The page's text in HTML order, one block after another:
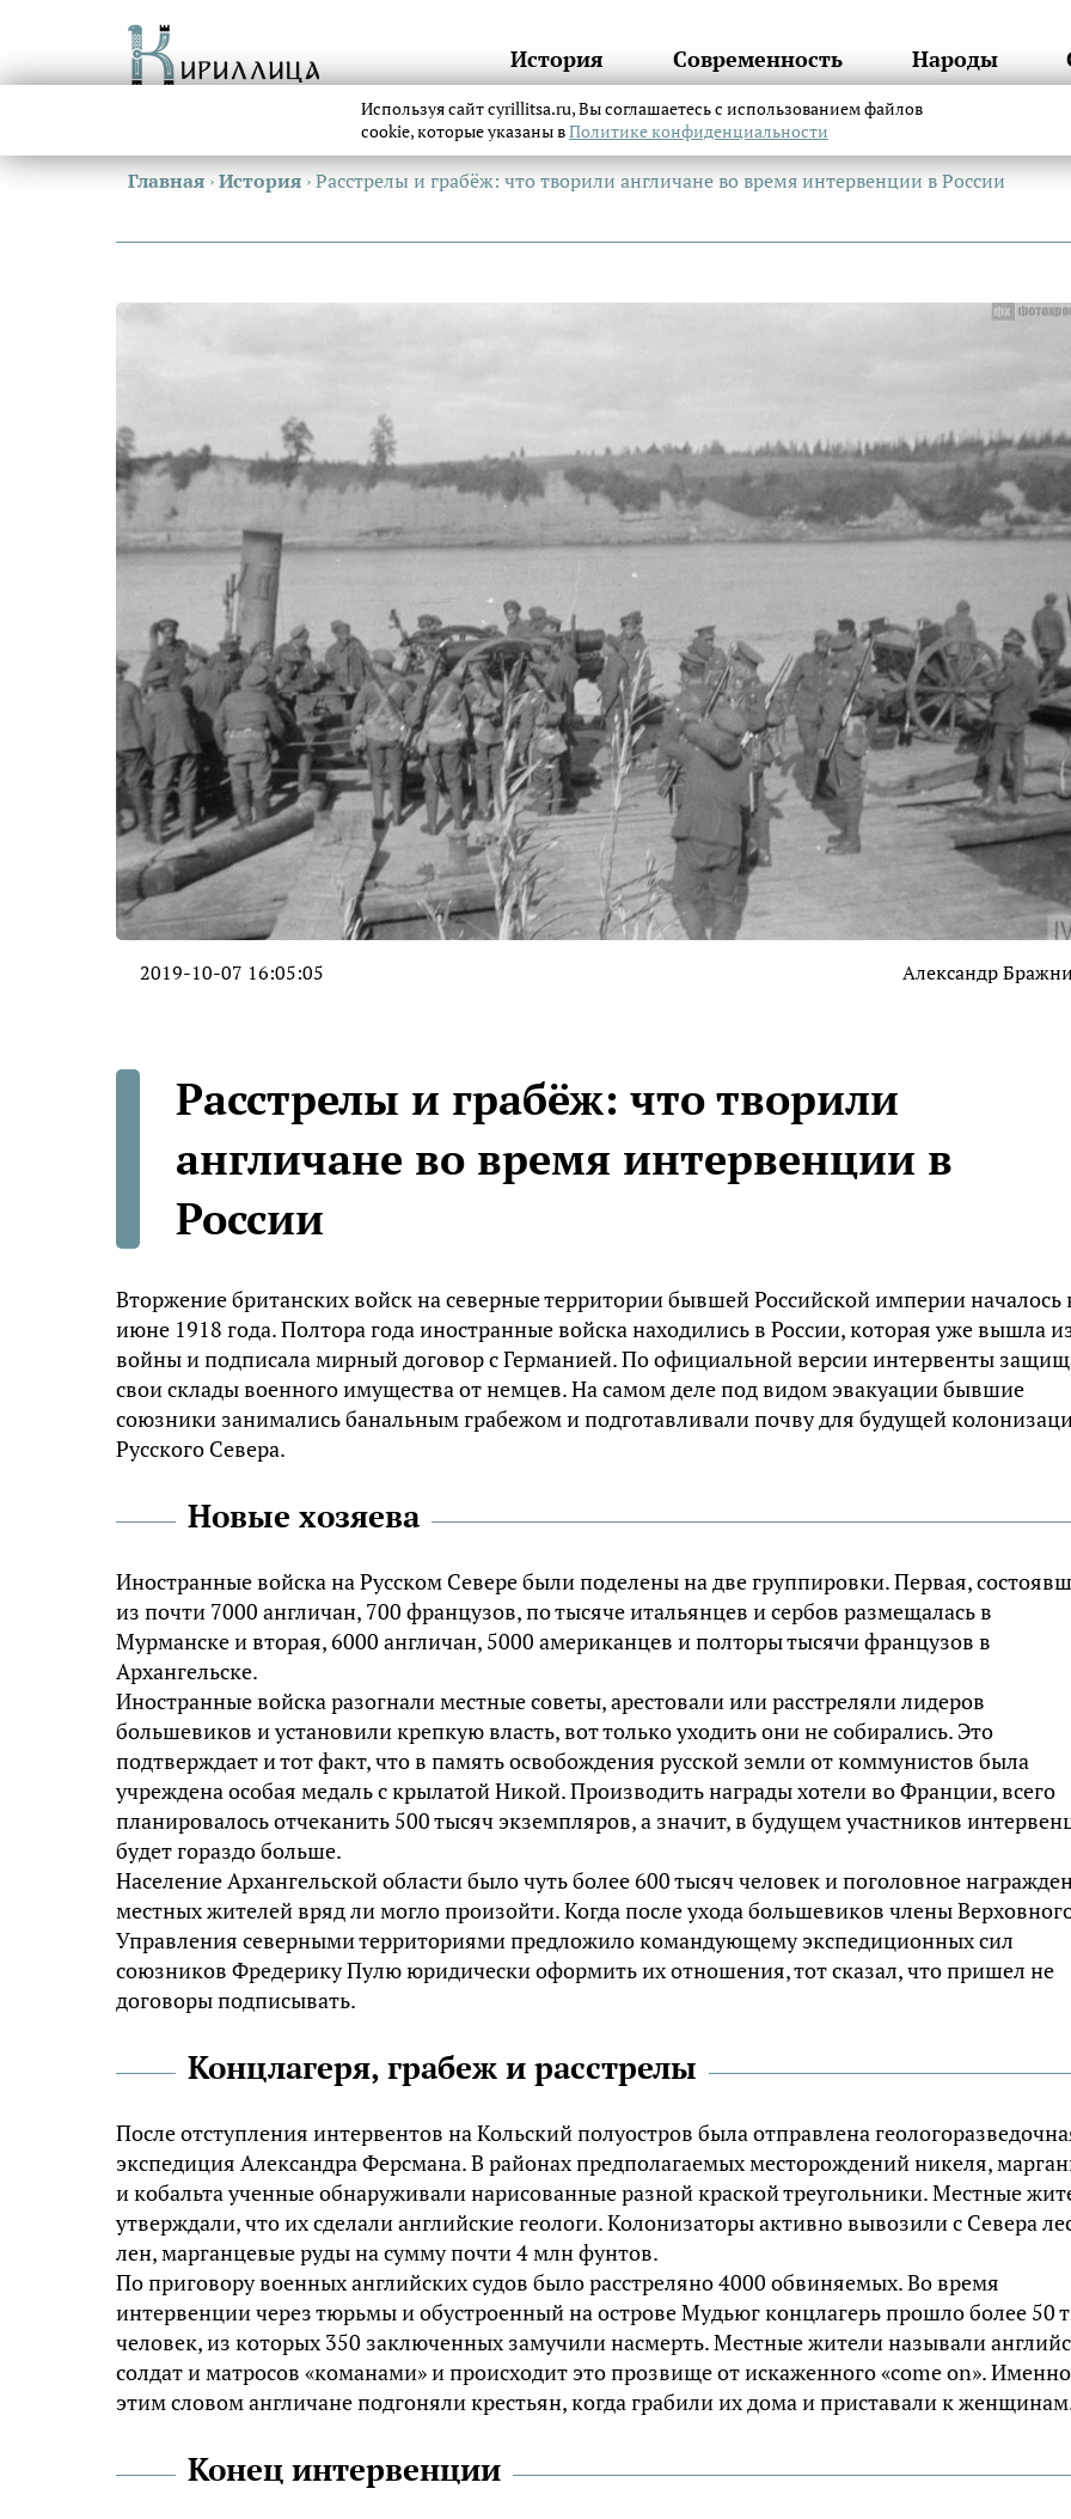
История Современность Народы
Главная ›История ›Расстрелы и грабёж: что творили англичане во время интервенции в России
2019-10-07 16:05:05 Александр
Расстрелы и грабёж: что творили
англичане во время интервенции в
России
Вторжение британских войск на северные территории бывшей Российской империи началось
июне 1918 года. Полтора года иностранные войска находились в России, которая уже вышла
войны и подписала мирный договор с Германией. По официальной версии интервенты
свои склады военного имущества от немцев. На самом деле под видом эвакуации бывшие
союзники занимались банальным грабежом и подготавливали почву для будущей
Русского Севера.
Новые хозяева
Иностранные войска на Русском Севере были поделены на две группировки. Первая,
из почти 7000 англичан, 700 французов, по тысяче итальянцев и сербов размещалась в
Мурманске и вторая, 6000 англичан, 5000 американцев и полторы тысячи французов в
Архангельске.
Иностранные войска разогнали местные советы, арестовали или расстреляли лидеров
большевиков и установили крепкую власть, вот только уходить они не собирались. Это
подтверждает и тот факт, что в память освобождения русской земли от коммунистов была
учреждена особая медаль с крылатой Никой. Производить награды хотели во Франции, всего
планировалось отчеканить 500 тысяч экземпляров, а значит, в будущем участников
будет гораздо больше.
Население Архангельской области было чуть более 600 тысяч человек и поголовное
местных жителей вряд ли могло произойти. Когда после ухода большевиков члены
Управления северными территориями предложило командующему экспедиционных сил
союзников Фредерику Пулю юридически оформить их отношения, тот сказал, что пришел не
договоры подписывать.
Концлагеря, грабеж и расстрелы
После отступления интервентов на Кольский полуостров была отправлена
экспедиция Александра Ферсмана. В районах предполагаемых месторождений никеля,
и кобальта ученные обнаруживали нарисованные разной краской треугольники. Местные
утверждали, что их сделали английские геологи. Колонизаторы активно вывозили с Севера
лен, марганцевые руды на сумму почти 4 млн фунтов.
По приговору военных английских судов было расстреляно 4000 обвиняемых. Во время
интервенции через тюрьмы и обустроенный на острове Мудьюг концлагерь прошло более 50
человек, из которых 350 заключенных замучили насмерть. Местные жители называли
солдат и матросов «команами» и происходит это прозвище от искаженного «come on». Именно
этим словом англичане подгоняли крестьян, когда грабили их дома и приставали к
Конец интервенции
Используя сайт cyrillitsa.ru, Вы соглашаетесь с использованием файлов
cookie, которые указаны вПолитике конфиденциальности